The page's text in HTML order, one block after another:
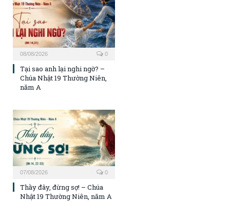
08/08/2026 0
Tại sao anh lại nghi ngờ? –
Chúa Nhật 19 Thường Niên,
năm A
07/08/2026 0
Thầy đây, đừng sợ! – Chúa
Nhật 19 Thường Niên, năm A